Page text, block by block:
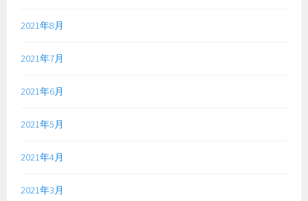
2021年8月
2021年7月
2021年6月
2021年5月
2021年4月
2021年3月